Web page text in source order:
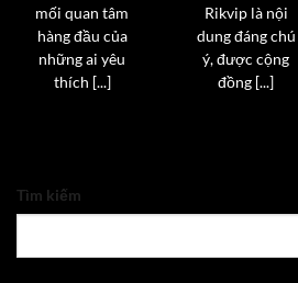
mối quan tâm
hàng đầu của
những ai yêu
thích [...]
Rikvip là nội
dung đáng chú
ý, được cộng
đồng [...]
Tìm kiếm